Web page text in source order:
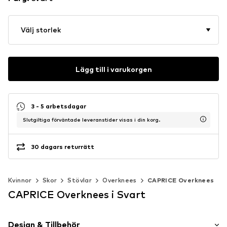
Välj storlek
Lägg till i varukorgen
3 - 5 arbetsdagar
Slutgiltiga förväntade leveranstider visas i din korg.
30 dagars returrätt
Kvinnor Skor Stövlar Overknees CAPRICE Overknees
CAPRICE Overknees i Svart
Design & Tillbehör